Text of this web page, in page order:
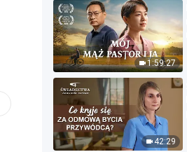
1:59:27
42:29